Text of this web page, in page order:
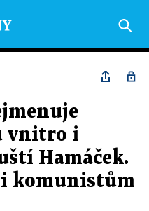
vnitro i
Hamáček.
komunistům